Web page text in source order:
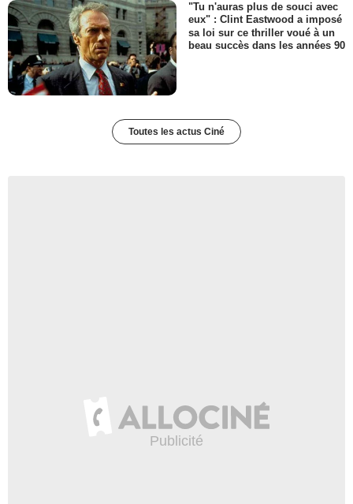
"Tu n'auras plus de souci avec
eux" : Clint Eastwood a imposé
sa loi sur ce thriller voué à un
beau succès dans les années 90
Toutes les actus Ciné